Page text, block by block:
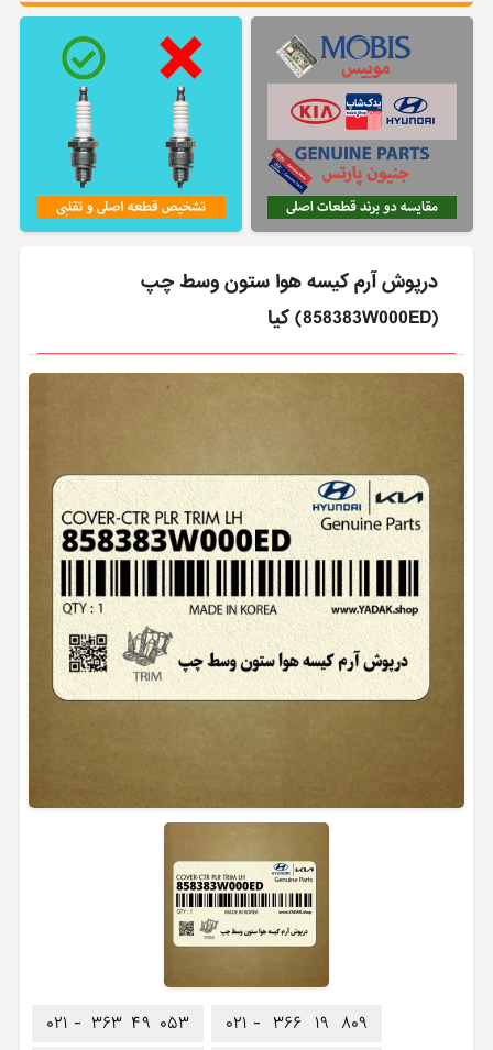
درپوش آرم كيسه هوا ستون وسط چپ
(858383W000ED) کیا
۰۲۱ - ۳۶۶ ۱۹ ۸۰۹
۰۲۱ - ۳۶۳ ۴۹ ۰۵۳